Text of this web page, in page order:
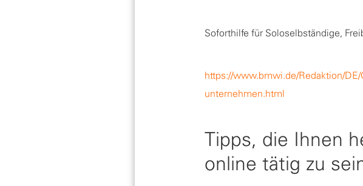
Soforthilfe für Soloselbständige,
https://www.bmwi.de/Redaktion/
unternehmen.html
Tipps, die Ihnen
online tätig zu